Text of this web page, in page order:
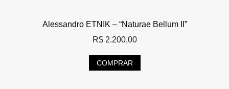
Alessandro ETNIK – “Naturae Bellum II”
R$2.200,00
COMPRAR